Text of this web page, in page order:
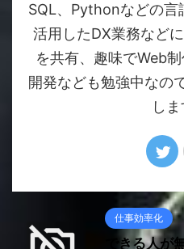
SQL、Pythonなどの言
活用したDX業務など
を共有、趣味でWeb
開発なども勉強中なの
しま
仕事効率化
できる人が